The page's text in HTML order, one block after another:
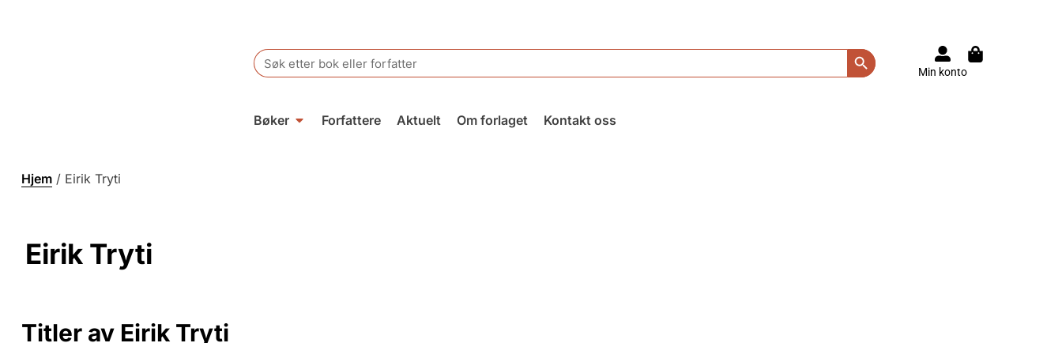
Search
for:
Search Button
Min konto
Bøker Forfattere Aktuelt Om forlaget Kontakt oss
Hjem / Eirik Tryti
Eirik Tryti
Titler av Eirik Tryti